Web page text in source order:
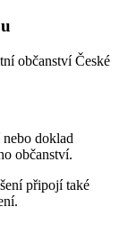
občanství České
doklad
občanství.
připojí také